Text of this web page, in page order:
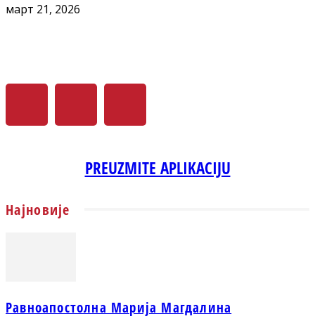
март 21, 2026
PREUZMITE APLIKACIJU
Најновије
Равноапостолна Марија Магдалина